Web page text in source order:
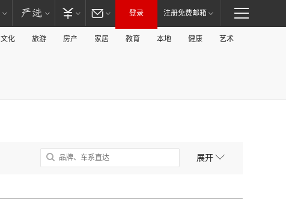
登录 注册免费邮箱
文化 旅游 房产 家居 教育 本地 健康 艺术
展开